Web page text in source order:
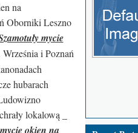
na
Oborniki Leszno
mycie
i Poznań
hubarach
lokalową _
okien na